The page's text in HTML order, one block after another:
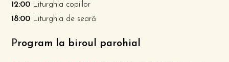
12:00 Liturghia copiilor
18:00 Liturghia de seară
Program la biroul parohial